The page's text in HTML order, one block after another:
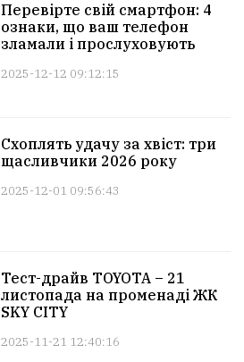
Перевірте свій смартфон: 4
ознаки, що ваш телефон
зламали і прослуховують
2025-12-12 09:12:15
Схоплять удачу за хвіст: три
щасливчики 2026 року
2025-12-01 09:56:43
Тест-драйв TOYOTA – 21
листопада на променаді ЖК
SKY CITY
2025-11-21 12:40:16